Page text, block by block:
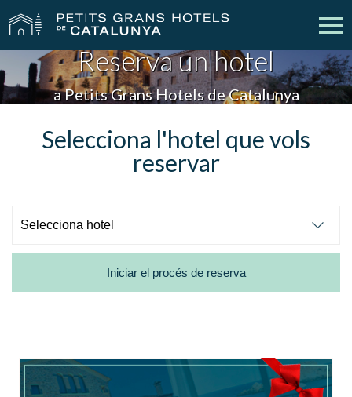
Els Nostres Hotels Escapades
Casaments
Descobreix Catalunya
Ubicació/nom de l'hotel
Reserva un hotel
a Petits Grans Hotels de Catalunya
Selecciona l'hotel que vols
reservar
Iniciar el procés de reserva